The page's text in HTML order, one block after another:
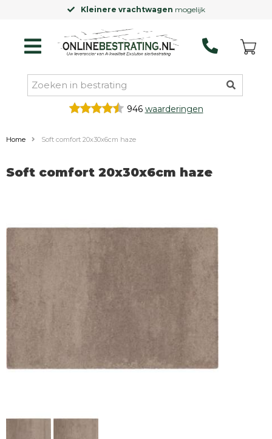
Kleinere vrachtwagen mogelijk
946 waarderingen
Home Soft comfort 20x30x6cm haze
Soft comfort 20x30x6cm haze